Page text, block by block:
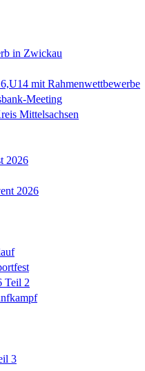
in Zwickau
mit Rahmenwettbewerbe
Meeting
Mittelsachsen
2026
2026
Teil 2
3